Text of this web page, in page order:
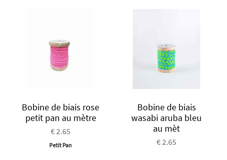
Bobine de biais rose
petit pan au mètre
€ 2.65
Petit Pan
Bobine de biais
wasabi aruba bleu
au mèt
€ 2.65